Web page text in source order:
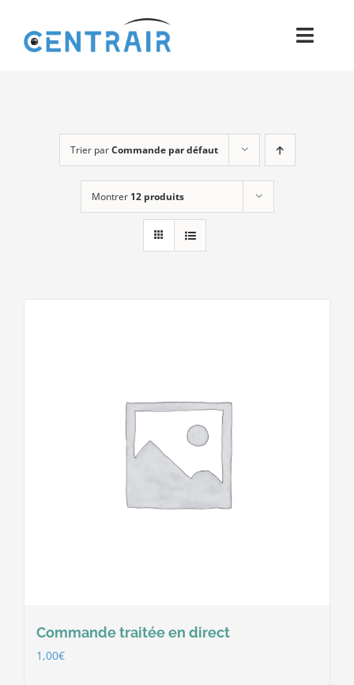
contenu
Moyens
Pièces
Process
Trier parCommande par défaut
Montrer 12 produits
Commande traitée en direct
1,00€